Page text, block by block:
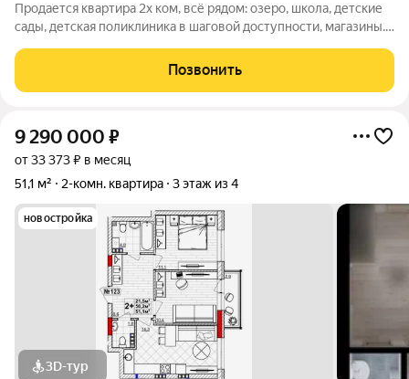
Продается квартира 2х ком, всё рядом: озеро, школа, детские
сады, детская поликлиника в шаговой доступности, магазины.
летом, отличная шумоизоляция. Две комнаты идеально для
семьи с детьми или
Позвонить
9 290 000 ₽
от 33 373 ₽ в месяц
51,1 м²
2-комн. квартира 3 этаж из 4
новостройка
3D-тур